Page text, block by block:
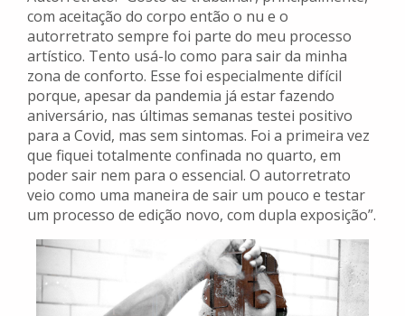
com aceitação do corpo então o nu e o
autorretrato sempre foi parte do meu processo
artístico. Tento usá-lo como para sair da minha
zona de conforto. Esse foi especialmente difícil
porque, apesar da pandemia já estar fazendo
aniversário, nas últimas semanas testei positivo
para a Covid, mas sem sintomas. Foi a primeira vez
que fiquei totalmente confinada no quarto, em
poder sair nem para o essencial. O autorretrato
veio como uma maneira de sair um pouco e testar
um processo de edição novo, com dupla exposição”.